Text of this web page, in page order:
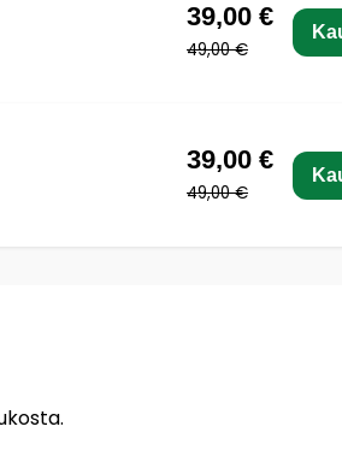
39,00 €
49,00 €
39,00 €
49,00 €